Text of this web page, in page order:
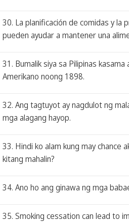
30. La planificación de comidas y la
pueden ayudar a mantener una
31. Bumalik siya sa Pilipinas
Amerikano noong 1898.
32. Ang tagtuyot ay nagdulot ng
mga alagang hayop.
33. Hindi ko alam kung may chance
kitang mahalin?
34. Ano ho ang ginawa ng mga
35. Smoking cessation can lead to